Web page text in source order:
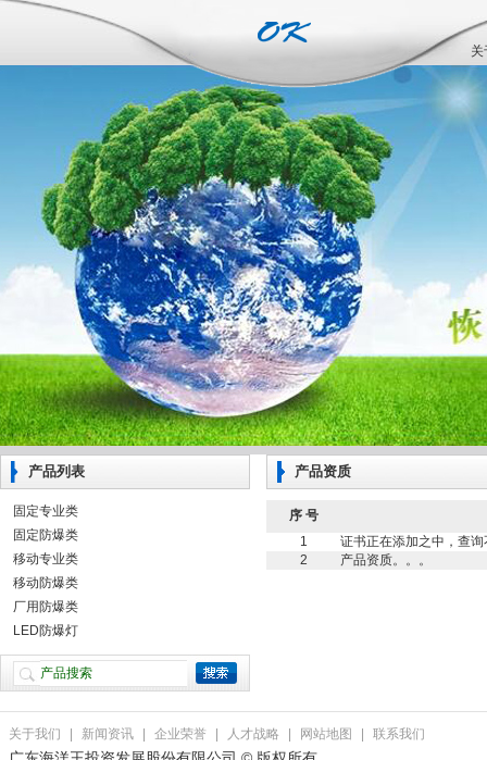
关
产品列表
固定专业类
固定防爆类
移动专业类
移动防爆类
厂用防爆类
LED防爆灯
产品资质
序 号
1
证书正在添加之中，查
2
产品资质。。。
关于我们 新闻资讯 企业荣誉 人才战略 网站地图 联系我们